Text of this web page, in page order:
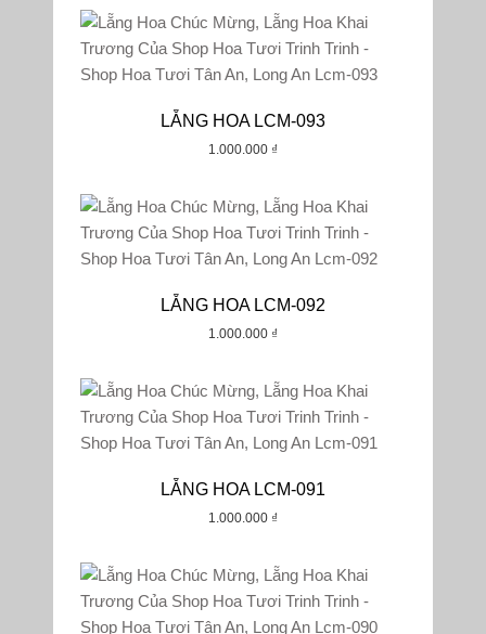
LẴNG HOA LCM-093
1.000.000 ₫
LẴNG HOA LCM-092
1.000.000 ₫
LẴNG HOA LCM-091
1.000.000 ₫